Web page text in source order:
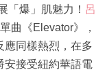
「爆」肌魅力！ 呂
曲《Elevator》，
應同樣熱烈，在多
安接受紐約華語電